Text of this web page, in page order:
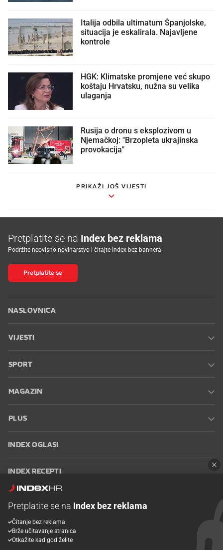
Italija odbila ultimatum Španjolske,
situacija je eskalirala. Najavljene
kontrole
HGK: Klimatske promjene već skupo
koštaju Hrvatsku, nužna su velika
ulaganja
Rusija o dronu s eksplozivom u
Njemačkoj: "Brzopleta ukrajinska
provokacija"
PRIKAŽI JOŠ VIJESTI
Pretplatite se na Index bez reklama
Podržite neovisno novinarstvo i čitajte Index bez bannera.
Pretplatite se
NASLOVNICA
VIJESTI
SPORT
MAGAZIN
PLUS
INDEX OGLASI
INDEX RECEPTI
Oglašavanje Zaposli se na Indexu
korištenja
Postavke kolačića
Pretplatite se na Index bez reklama
Čitanje bez reklama
Brže učitavanje stranica
Otkažite kad god želite